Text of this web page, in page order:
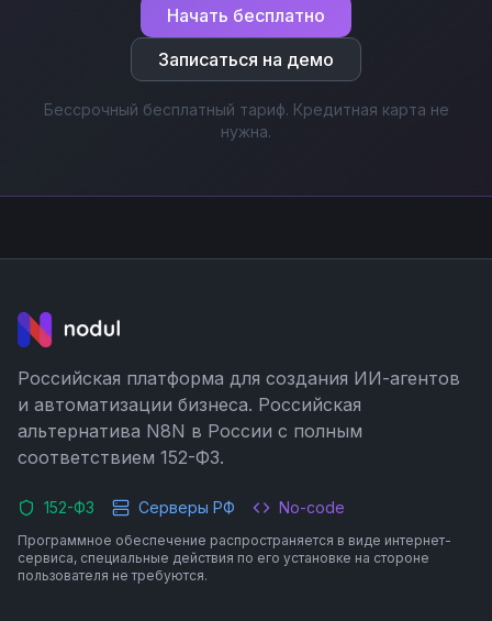
Начать бесплатно
Записаться на демо
Бессрочный бесплатный тариф. Кредитная карта не
нужна.
Российская платформа для создания ИИ-агентов
и автоматизации бизнеса. Российская
альтернатива N8N в России с полным
соответствием 152-ФЗ.
152-ФЗ Серверы РФ No-code
Программное обеспечение распространяется в виде интернет-
сервиса, специальные действия по его установке на стороне
пользователя не требуются.